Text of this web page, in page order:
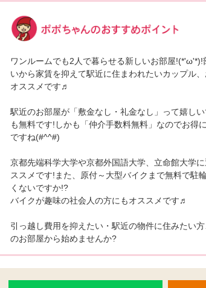
ワンルームでも2人で暮らせる新しいお部屋!(*'ω'*)!
いから家賃を抑えて駅近に住まわれたいカップル
オススメです♬
駅近のお部屋が「敷金なし・礼金なし」って嬉しい
も無料です!しかも「仲介手数料無料」なのでお得
ですね(#^^#)
京都先端科学大学や京都外国語大学、立命館大学
ススメです!また、原付～大型バイクまで無料で駐
くないですか!?
バイクが趣味の社会人の方にもオススメです♬
引っ越し費用を抑えたい・駅近の物件に住みたい
のお部屋から始めませんか?